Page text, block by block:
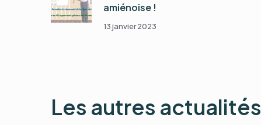
amiénoise !
13 janvier 2023
Les autres actualités